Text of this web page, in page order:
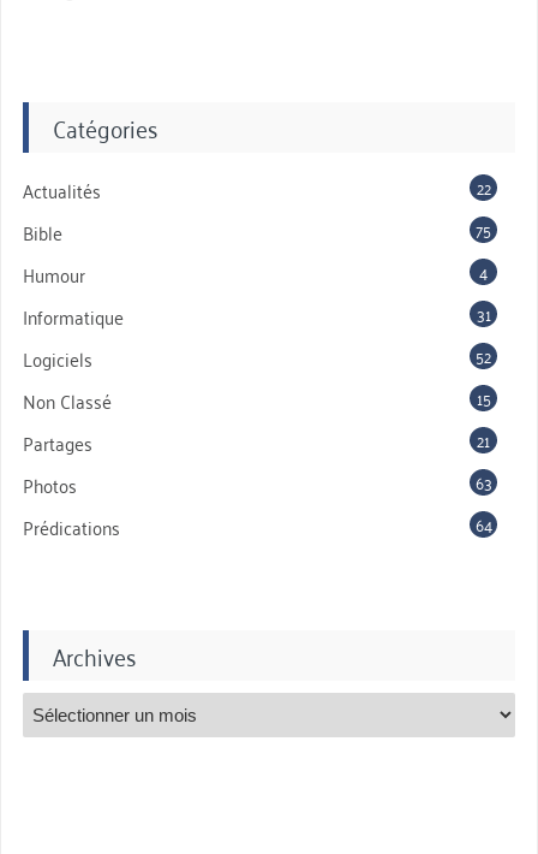
Catégories
Actualités 22
Bible 75
Humour 4
Informatique 31
Logiciels 52
Non Classé 15
Partages 21
Photos 63
Prédications 64
Archives